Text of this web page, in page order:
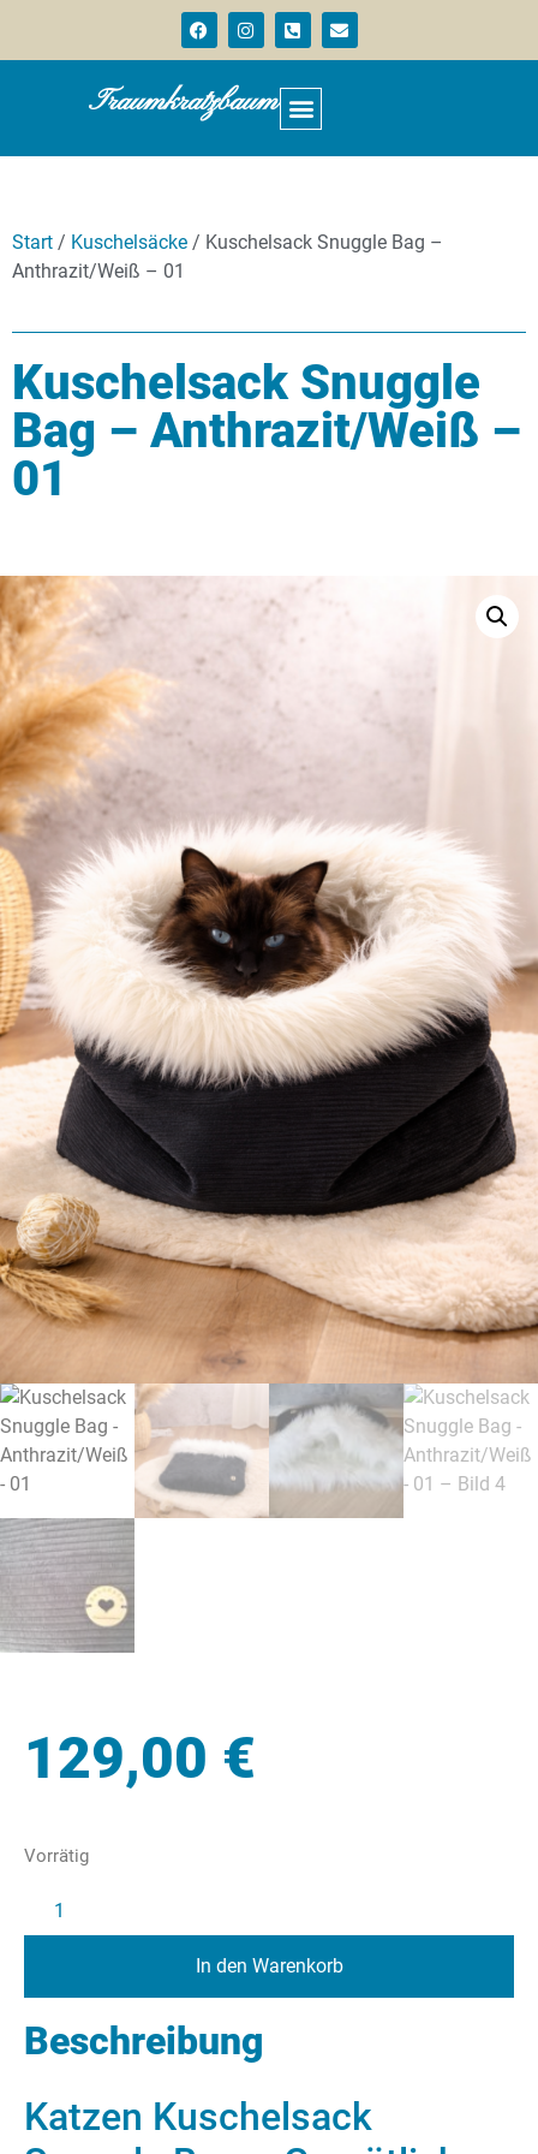
Traumkratzbaum
Start / Kuschelsäcke / Kuschelsack Snuggle Bag –
Anthrazit/Weiß – 01
Kuschelsack Snuggle
Bag – Anthrazit/Weiß –
01
129,00 €
Vorrätig
In den Warenkorb
Beschreibung
Katzen Kuschelsack